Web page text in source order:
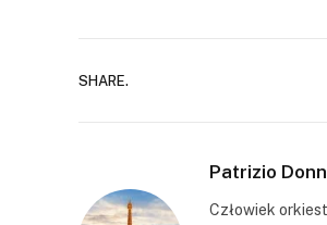
SHARE.
Patrizio Donn
Człowiek